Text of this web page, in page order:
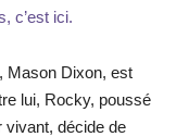
c’est ici.
Mason Dixon, est
lui, Rocky, poussé
vivant, décide de